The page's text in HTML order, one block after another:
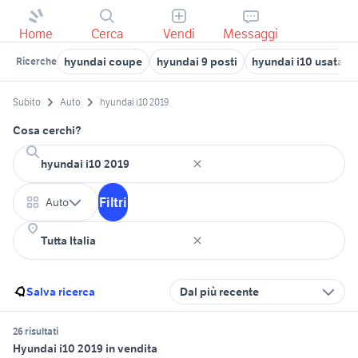
Home Cerca Vendi Messaggi
Ricerche hyundai coupe hyundai 9 posti hyundai i10 usata
Subito Auto hyundai i10 2019
Cosa cerchi?
Auto Filtri
Salva ricerca Dal più recente
26 risultati
Hyundai i10 2019 in vendita